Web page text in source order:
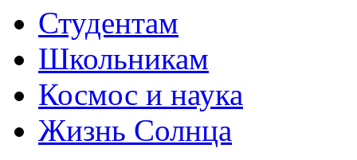
Студентам
Школьникам
Космос и наука
Жизнь Солнца